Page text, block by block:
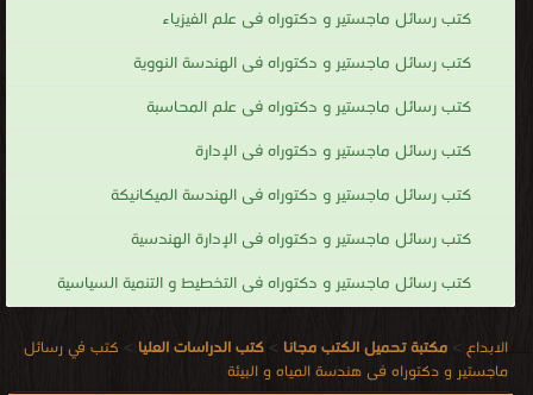
كتب رسائل ماجستير و دكتوراه فى علم الفيزياء
كتب رسائل ماجستير و دكتوراه فى الهندسة النووية
كتب رسائل ماجستير و دكتوراه فى علم المحاسبة
كتب رسائل ماجستير و دكتوراه فى الإدارة
كتب رسائل ماجستير و دكتوراه فى الهندسة الميكانيكة
كتب رسائل ماجستير و دكتوراه فى الإدارة الهندسية
كتب رسائل ماجستير و دكتوراه فى التخطيط و التنمية السياسية
الابداع > مكتبة تحميل الكتب مجانا > كتب الدراسات العليا > كتب في رسائل
ماجستير و دكتوراه فى هندسة المياه و البيئة